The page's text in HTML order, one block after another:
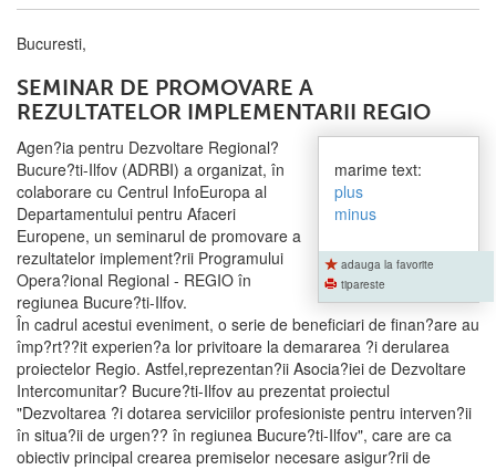
Bucuresti,
SEMINAR DE PROMOVARE A
REZULTATELOR IMPLEMENTARII REGIO
marime text:
plus
minus
adauga la favorite
tipareste
Agen?ia pentru Dezvoltare Regional?
Bucure?ti-Ilfov (ADRBI) a organizat, în
colaborare cu Centrul InfoEuropa al
Departamentului pentru Afaceri
Europene, un seminarul de promovare a
rezultatelor implement?rii Programului
Opera?ional Regional - REGIO în
regiunea Bucure?ti-Ilfov.
În cadrul acestui eveniment, o serie de beneficiari de finan?are au
împ?rt??it experien?a lor privitoare la demararea ?i derularea
proiectelor Regio. Astfel,reprezentan?ii Asocia?iei de Dezvoltare
Intercomunitar? Bucure?ti-Ilfov au prezentat proiectul
"Dezvoltarea ?i dotarea serviciilor profesioniste pentru interven?ii
în situa?ii de urgen?? în regiunea Bucure?ti-Ilfov", care are ca
obiectiv principal crearea premiselor necesare asigur?rii de